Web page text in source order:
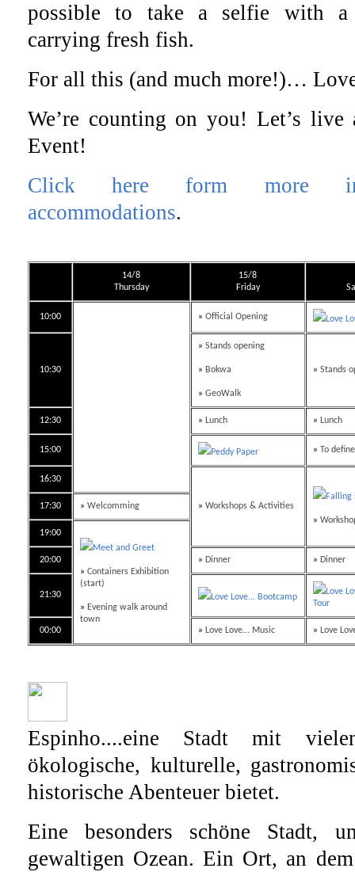
possible to take a selfie with a
carrying fresh fish.
For all this (and much more!)…
We’re counting on you! Let’s live
Event!
Click here form more
accommodations.
14/8
Thursday
15/8
Friday
10:00 » Official Opening Love
10:30
» Stands opening
» Bokwa
» GeoWalk
» Stands
12:30 » Lunch » Lunch
15:00 Peddy Paper » To define
16:30
» Workshops & Activities
Falling
»
17:30 » Welcomming
19:00
Meet and Greet
» Containers Exhibition
(start)
» Evening walk around
town
20:00 » Dinner » Dinner
21:30 Love Love... Bootcamp
Love
Tour
00:00 » Love Love... Music » Love
Espinho....eine Stadt mit
ökologische, kulturelle,
historische Abenteuer bietet.
Eine besonders schöne Stadt,
gewaltigen Ozean. Ein Ort, an